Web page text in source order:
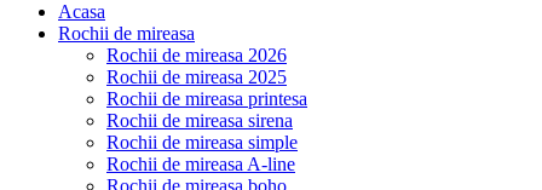
Acasa
Rochii de mireasa
Rochii de mireasa 2026
Rochii de mireasa 2025
Rochii de mireasa printesa
Rochii de mireasa sirena
Rochii de mireasa simple
Rochii de mireasa A-line